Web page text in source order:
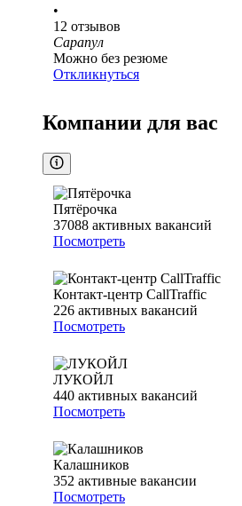
•
12 отзывов
Сарапул
Можно без резюме
Откликнуться
Компании для вас
Пятёрочка
37088 активных вакансий
Посмотреть
Контакт-центр CallTraffic
226 активных вакансий
Посмотреть
ЛУКОЙЛ
440 активных вакансий
Посмотреть
Калашников
352 активные вакансии
Посмотреть